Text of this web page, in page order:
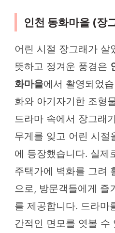
인천 동화마을 (장
어린 시절 장그래가 살
뜻하고 정겨운 풍경은
화마을에서 촬영되었
화와 아기자기한 조형
드라마 속에서 장그래
무게를 잊고 어린 시절
에 등장했습니다. 실제
주택가에 벽화를 그려
으로, 방문객들에게 즐
를 제공합니다. 드라마
간적인 면모를 엿볼 수